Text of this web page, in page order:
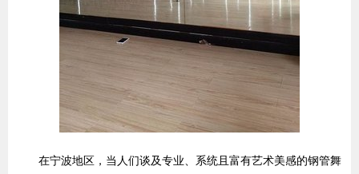
在宁波地区，当人们谈及专业、系统且富有艺术美感的钢管舞